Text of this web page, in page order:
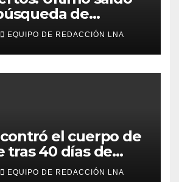
de
continúa entre los
EQUIPO DE REDACCIÓN LNA
el cuerpo de
tras 40 días de
en Tanaguarena
EQUIPO DE REDACCIÓN LNA